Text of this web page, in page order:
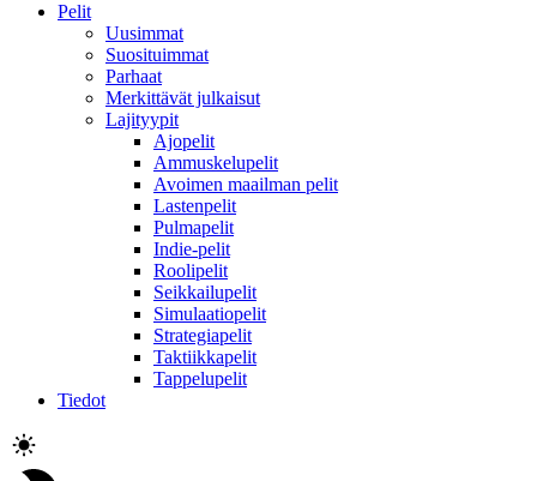
Pelit
Uusimmat
Suosituimmat
Parhaat
Merkittävät julkaisut
Lajityypit
Ajopelit
Ammuskelupelit
Avoimen maailman pelit
Lastenpelit
Pulmapelit
Indie-pelit
Roolipelit
Seikkailupelit
Simulaatiopelit
Strategiapelit
Taktiikkapelit
Tappelupelit
Tiedot